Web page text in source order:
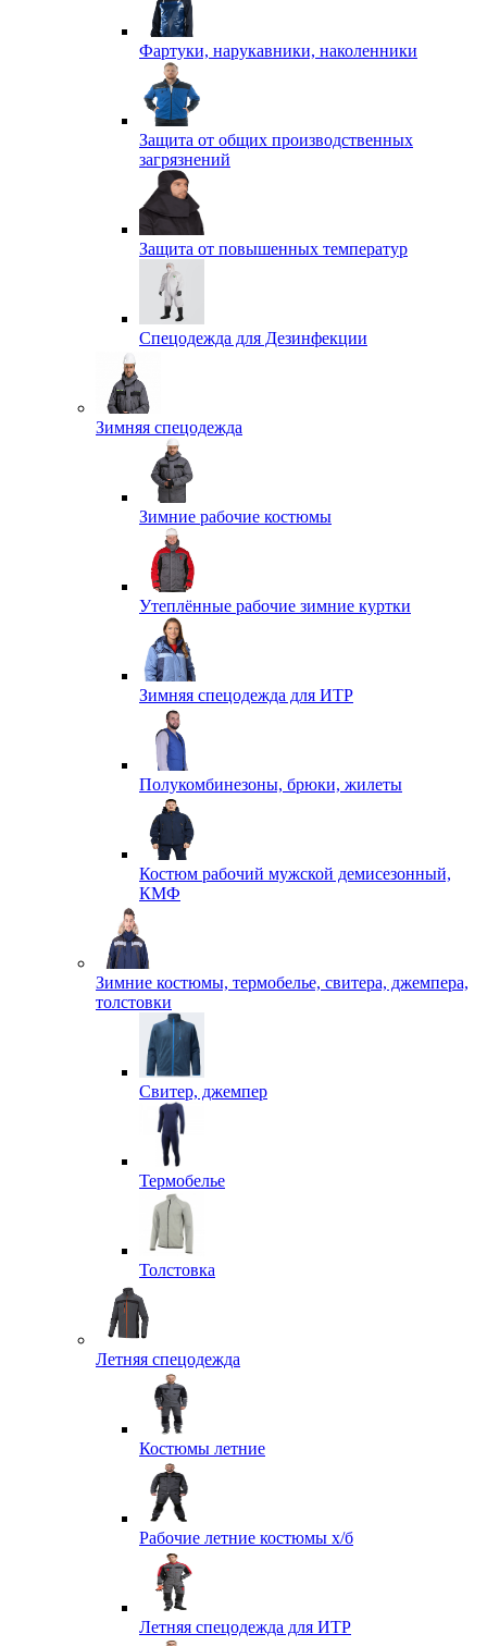
Фартуки, нарукавники, наколенники
Защита от общих производственных
загрязнений
Защита от повышенных температур
Спецодежда для Дезинфекции
Зимняя спецодежда
Зимние рабочие костюмы
Утеплённые рабочие зимние куртки
Зимняя спецодежда для ИТР
Полукомбинезоны, брюки, жилеты
Костюм рабочий мужской демисезонный,
КМФ
Зимние костюмы, термобелье, свитера, джемпера,
толстовки
Свитер, джемпер
Термобелье
Толстовка
Летняя спецодежда
Костюмы летние
Рабочие летние костюмы х/б
Летняя спецодежда для ИТР